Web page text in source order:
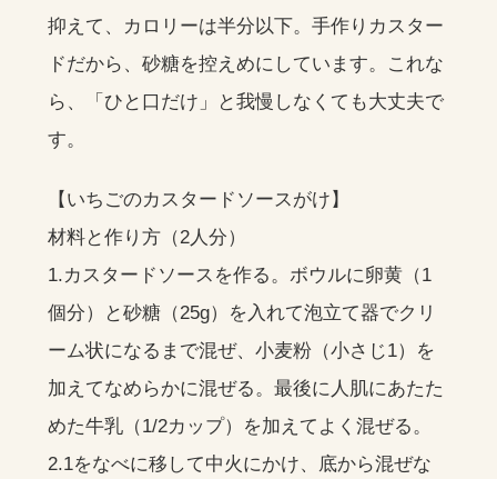
抑えて、カロリーは半分以下。手作りカスター
ドだから、砂糖を控えめにしています。これな
ら、「ひと口だけ」と我慢しなくても大丈夫で
す。
【いちごのカスタードソースがけ】
材料と作り方（2人分）
1.カスタードソースを作る。ボウルに卵黄（1
個分）と砂糖（25g）を入れて泡立て器でクリ
ーム状になるまで混ぜ、小麦粉（小さじ1）を
加えてなめらかに混ぜる。最後に人肌にあたた
めた牛乳（1/2カップ）を加えてよく混ぜる。
2.1をなべに移して中火にかけ、底から混ぜな